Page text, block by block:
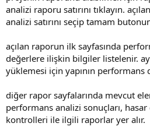
analizi raporu satırını tıklayın.
analizi satırını seçip tamam
açılan raporun ilk sayfasında
değerlere ilişkin bilgiler listelenir.
yüklemesi için yapının performans
diğer rapor sayfalarında mevcut
performans analizi sonuçları,
kontrolleri ile ilgili raporlar yer alır.